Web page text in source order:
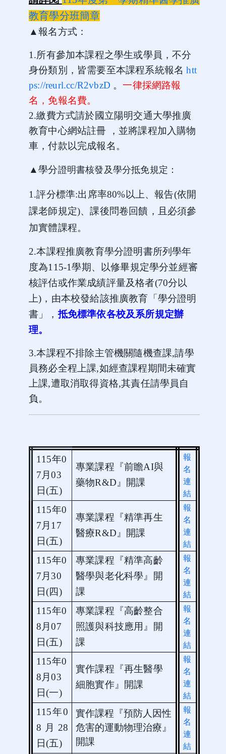
教育學分班簡章
▲報名方式：
1.所有參加本課程之學生或學員，不分
身份類別，皆需要至本課程系統報名htt
ps://reurl.cc/R2vbzD 。一律採網路報
名，免報名費。
2.繳費方式請於國立陽明交通大學推廣
教育中心網站註冊 ，並將課程加入購物
車，付款以完成報名。
▲學分證明書核發及學分抵免規定：
1.評分標準:出席率80%以上、報告(依開
課老師規定)、課後問卷回饋，且必須參
加實體課程。
2.本課程推廣教育學分證明書所列學年
度為115-1學期、以修畢規定學分並經審
核評估或作業成績評量及格者(70分以
上) ，由本校發給該推廣教育「學分證明
書」，抵免標準依各校及系所規定辦
理。
3.本課程不排除主管機關隨機查課,請學
員務必全程上課,如經查課程期間未確實
上課,遭取消取得資格,其責任請學員自
負。
115年0
7月03
日(五)
專業課程『前瞻AI與
藥物R&D』開課
報
名
連
結
115年0
7月 17
日(五)
專業課程『精準再生
醫療R&D』開課
報
名
連
結
115年0
7月 30
日(四)
專業課程『精準高齡
醫學與老化科學』開
課
報
名
連
結
115年0
8月07
日(五)
專業課程『高齡整合
照護與科技應用』開
課
報
名
連
結
115年0
8月03
日(一)
實作課程『再生醫學
細胞實作』開課
報
名
連
結
115年0
8 月 28
日(五)
實作課程『預防人因性
危害的運動物理治療』
開課
報
名
連
結